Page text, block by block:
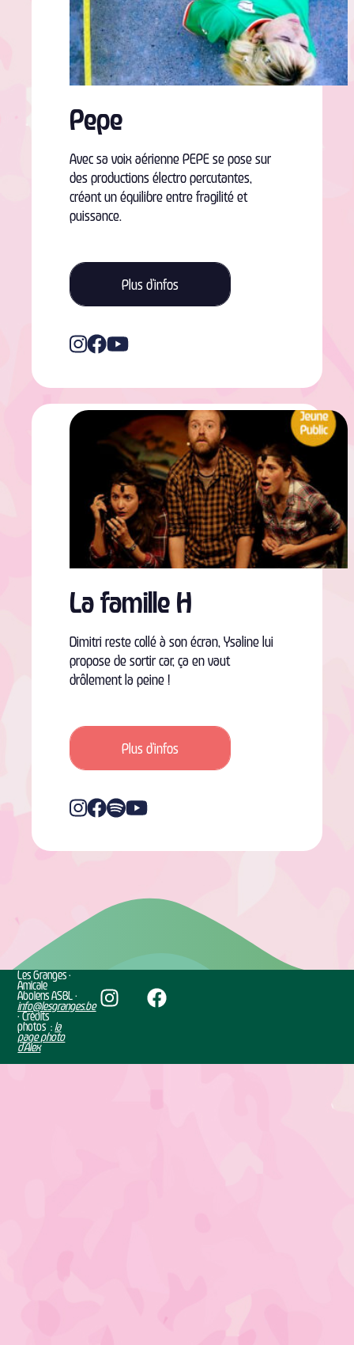
Pepe
Avec sa voix aérienne PEPE se pose sur
des productions électro percutantes,
créant un équilibre entre fragilité et
puissance.
Plus d'infos
La famille H
Dimitri reste collé à son écran, Ysaline lui
propose de sortir car, ça en vaut
drôlement la peine !
Plus d'infos
Les Granges •
Amicale
Abolens ASBL •
info@lesgranges.be
• Crédits
photos :la
page photo
d’Alex